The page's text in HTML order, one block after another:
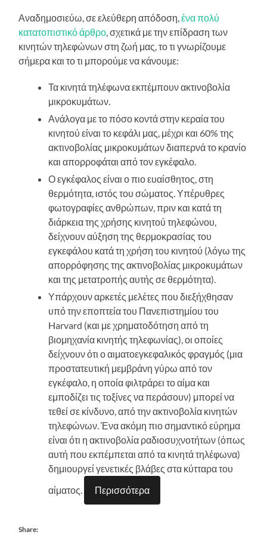
Αναδημοσιεύω, σε ελεύθερη απόδοση,ένα πολύ
κατατοπιστικό άρθρο, σχετικά με την επίδραση των
κινητών τηλεφώνων στη ζωή μας, το τι γνωρίζουμε
σήμερα και το τι μπορούμε να κάνουμε:
Τα κινητά τηλέφωνα εκπέμπουν ακτινοβολία
μικροκυμάτων.
Ανάλογα με το πόσο κοντά στην κεραία του
κινητού είναι το κεφάλι μας, μέχρι και 60% της
ακτινοβολίας μικροκυμάτων διαπερνά το κρανίο
και απορροφάται από τον εγκέφαλο.
Ο εγκέφαλος είναι ο πιο ευαίσθητος, στη
θερμότητα, ιστός του σώματος. Υπέρυθρες
φωτογραφίες ανθρώπων, πριν και κατά τη
διάρκεια της χρήσης κινητού τηλεφώνου,
δείχνουν αύξηση της θερμοκρασίας του
εγκεφάλου κατά τη χρήση του κινητού (λόγω της
απορρόφησης της ακτινοβολίας μικροκυμάτων
και της μετατροπής αυτής σε θερμότητα).
Υπάρχουν αρκετές μελέτες που διεξήχθησαν
υπό την εποπτεία του Πανεπιστημίου του
Harvard (και με χρηματοδότηση από τη
βιομηχανία κινητής τηλεφωνίας), οι οποίες
δείχνουν ότι ο αιματοεγκεφαλικός φραγμός (μια
προστατευτική μεμβράνη γύρω από τον
εγκέφαλο, η οποία φιλτράρει το αίμα και
εμποδίζει τις τοξίνες να περάσουν) μπορεί να
τεθεί σε κίνδυνο, από την ακτινοβολία κινητών
τηλεφώνων. Ένα ακόμη πιο σημαντικό εύρημα
είναι ότι η ακτινοβολία ραδιοσυχνοτήτων (όπως
αυτή που εκπέμπεται από τα κινητά τηλέφωνα)
δημιουργεί γενετικές βλάβες στα κύτταρα του
αίματος.
Περισσότερα
Share: